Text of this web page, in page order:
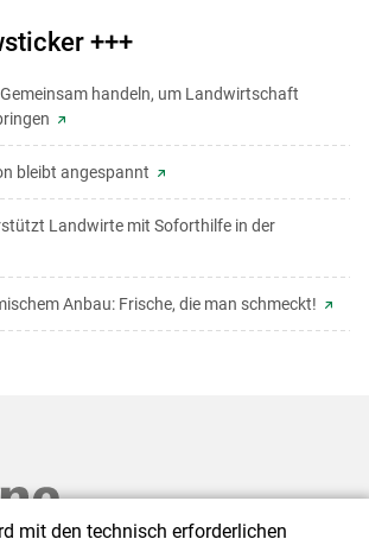
+++
handeln, um Landwirtschaft
bleibt angespannt
Landwirte mit Soforthilfe in der
Anbau: Frische, die man schmeckt!
mit den technisch erforderlichen